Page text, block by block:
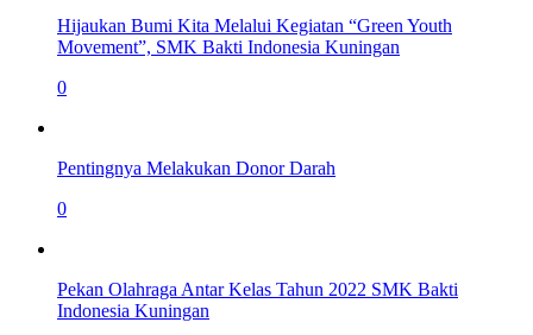
Hijaukan Bumi Kita Melalui Kegiatan “Green Youth
Movement”, SMK Bakti Indonesia Kuningan
0
Pentingnya Melakukan Donor Darah
0
Pekan Olahraga Antar Kelas Tahun 2022 SMK Bakti
Indonesia Kuningan